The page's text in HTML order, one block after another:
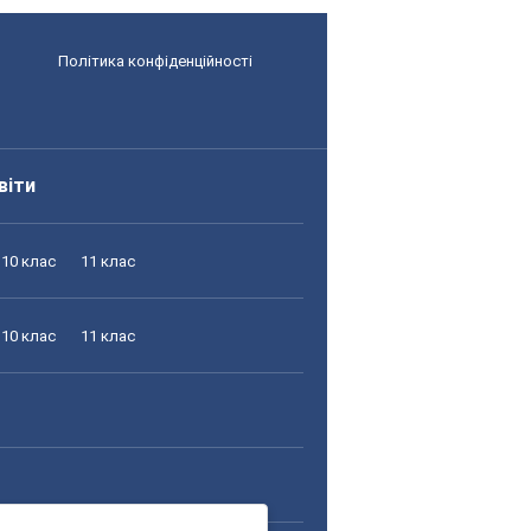
Політика конфіденційності
10 клас 11 клас
10 клас 11 клас